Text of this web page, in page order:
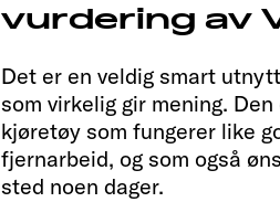
vurdering av
Det er en veldig smart
som virkelig gir mening.
kjøretøy som fungerer like
fjernarbeid, og som også
sted noen dager.